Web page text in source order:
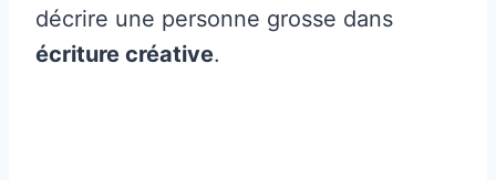
décrire une personne grosse dans
écriture créative.